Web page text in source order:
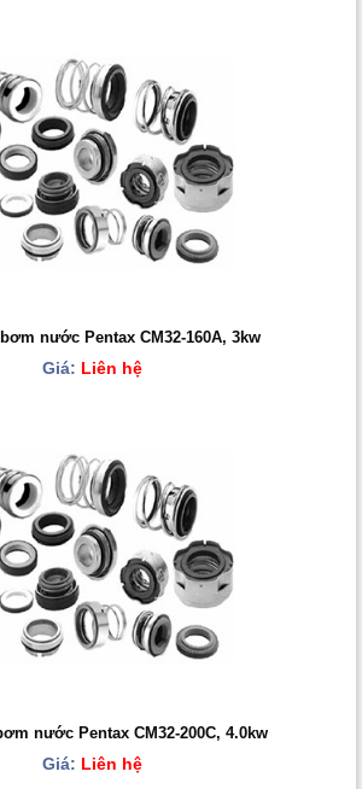
nước Pentax CM32-160A, 3kw
Giá: Liên hệ
nước Pentax CM32-200C, 4.0kw
Giá: Liên hệ